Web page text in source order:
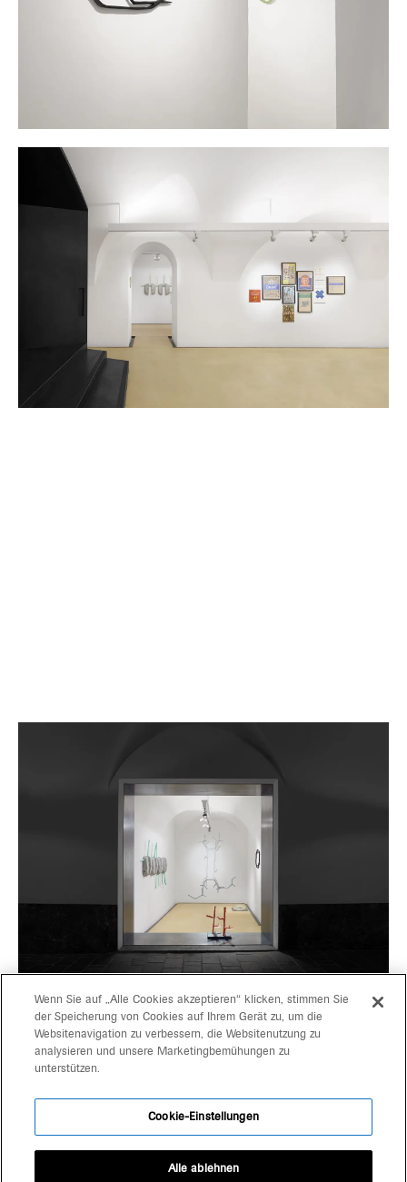
projekte
gerd bergmeister arch
schlachthausgasse 3
39042 brixen
+39 0472 80 11 29
Wenn Sie auf „Alle Cookies akzeptieren“ klicken, stimmen Sie
der Speicherung von Cookies auf Ihrem Gerät zu, um die
Websitenavigation zu verbessern, die Websitenutzung zu
analysieren und unsere Marketingbemühungen zu
unterstützen.
Cookie-Einstellungen
Alle ablehnen